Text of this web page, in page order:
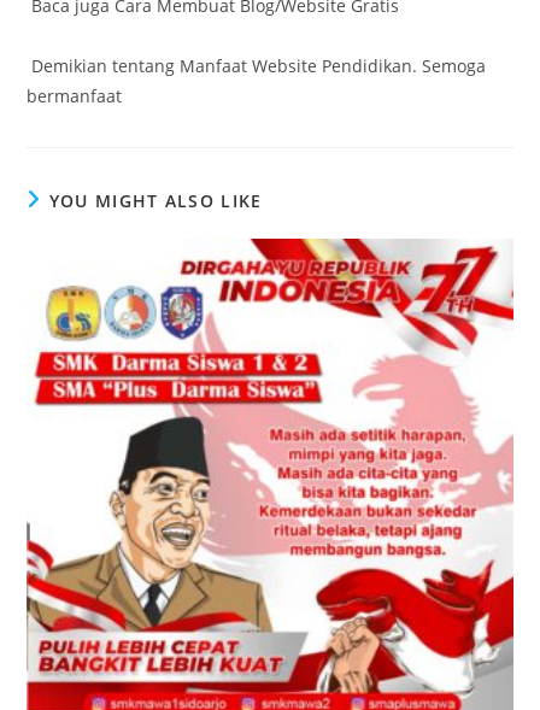
Baca juga Cara Membuat Blog/Website Gratis
Demikian tentang Manfaat Website Pendidikan. Semoga
bermanfaat
YOU MIGHT ALSO LIKE